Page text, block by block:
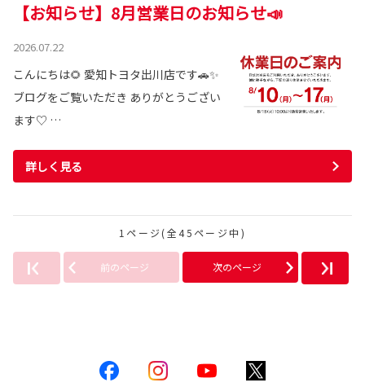
【お知らせ】8月営業日のお知らせ📣
2026.07.22
こんにちは🌻 愛知トヨタ出川店です🚗✨
ブログをご覧いただき ありがとうござい
ます♡ …
詳しく見る
1ページ(全45ページ中)
前のページ 次のページ